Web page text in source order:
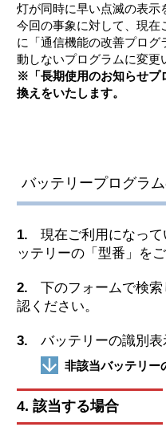
灯が同時に早い点滅の表示
今回の事象に対して、現在
に「通信機能の改善プロ
動しないプログラムに変更
※「長期使用のお知らせプ
換えをいたします。
バッテリープログラ
1.
現在ご利用になっ
ッテリーの「型番」を
2.
下のフォームで検
認ください。
3. バッテリーの識別表
非該当バッテリー
4. 該当する場合